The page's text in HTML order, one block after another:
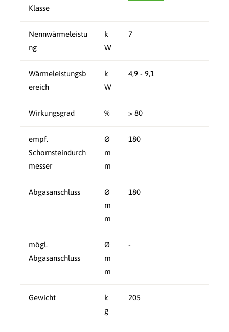
Klasse
Nennwärmeleistu
ng
k
W
7
Wärmeleistungsb
ereich
k
W
4,9 - 9,1
Wirkungsgrad % > 80
empf.
Schornsteindurch
messer
Ø
m
m
180
Abgasanschluss
Ø
m
m
180
mögl.
Abgasanschluss
Ø
m
m
-
Gewicht
k
g
205